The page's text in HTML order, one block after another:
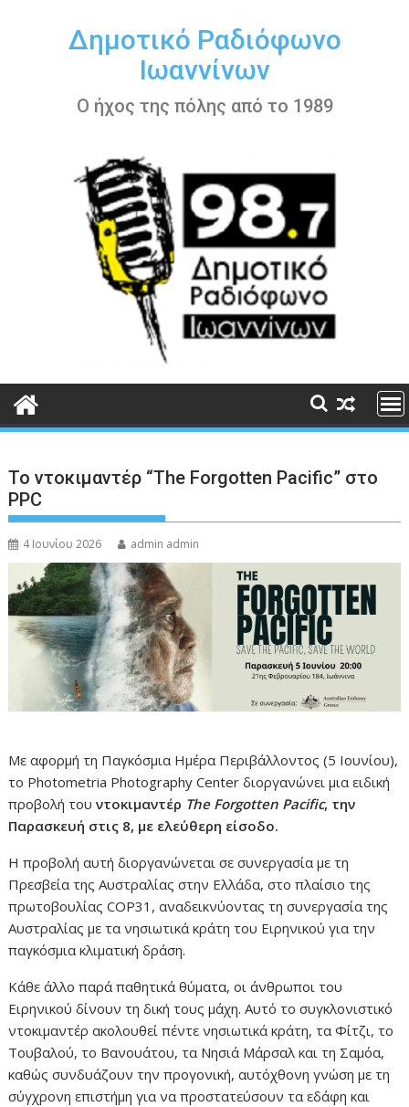
περιεχόμενοΔημοτικό Ραδιόφωνο
Ιωαννίνων
Ο ήχος της πόλης από το 1989
Το ντοκιμαντέρ “The Forgotten Pacific” στο
PPC
4 Ιουνίου 2026 admin admin
Με αφορμή τη Παγκόσμια Ημέρα Περιβάλλοντος (5 Ιουνίου),
το Photometria Photography Center διοργανώνει μια ειδική
προβολή τουντοκιμαντέρ The Forgotten Pacific, την
Παρασκευή στις 8, με ελεύθερη είσοδο.
Η προβολή αυτή διοργανώνεται σε συνεργασία με τη
Πρεσβεία της Αυστραλίας στην Ελλάδα, στο πλαίσιο της
πρωτοβουλίας COP31, αναδεικνύοντας τη συνεργασία της
Αυστραλίας με τα νησιωτικά κράτη του Ειρηνικού για την
παγκόσμια κλιματική δράση.
Κάθε άλλο παρά παθητικά θύματα, οι άνθρωποι του
Ειρηνικού δίνουν τη δική τους μάχη. Αυτό το συγκλονιστικό
ντοκιμαντέρ ακολουθεί πέντε νησιωτικά κράτη, τα Φίτζι, το
Τουβαλού, το Βανουάτου, τα Νησιά Μάρσαλ και τη Σαμόα,
καθώς συνδυάζουν την προγονική, αυτόχθονη γνώση με τη
σύγχρονη επιστήμη για να προστατεύσουν τα εδάφη και